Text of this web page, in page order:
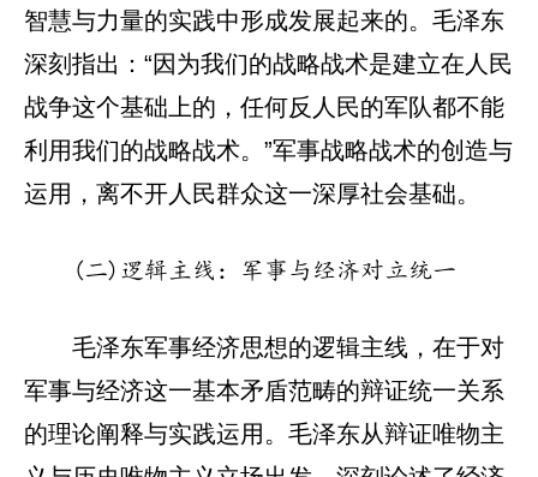
智慧与力量的实践中形成发展起来的。毛泽东
深刻指出：“因为我们的战略战术是建立在人民
战争这个基础上的，任何反人民的军队都不能
利用我们的战略战术。”军事战略战术的创造与
运用，离不开人民群众这一深厚社会基础。
(二)逻辑主线：军事与经济对立统一
毛泽东军事经济思想的逻辑主线，在于对
军事与经济这一基本矛盾范畴的辩证统一关系
的理论阐释与实践运用。毛泽东从辩证唯物主